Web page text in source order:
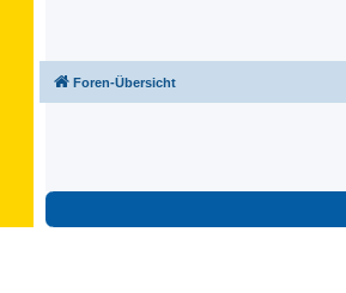
Foren-Übersicht